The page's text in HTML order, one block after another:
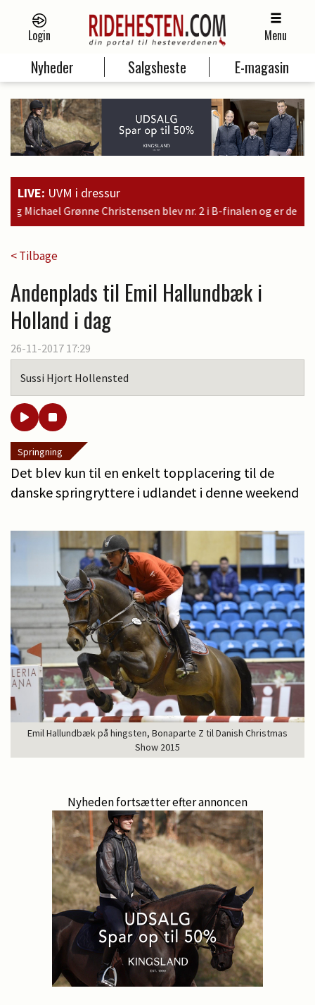
Login Menu
Nyheder Salgsheste E-magasin
LIVE: UVM i dressur
blev nr. 2 i B-finalen og er dermed kvalificeret til søndagens
< Tilbage
Andenplads til Emil Hallundbæk i
Holland i dag
26-11-2017 17:29
Sussi Hjort Hollensted
Springning
Det blev kun til en enkelt topplacering til de
danske springryttere i udlandet i denne weekend
Emil Hallundbæk på hingsten, Bonaparte Z til Danish Christmas
Show 2015
Nyheden fortsætter efter annoncen